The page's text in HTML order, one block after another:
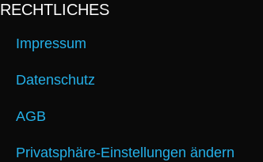
RECHTLICHES
Impressum
Datenschutz
AGB
Privatsphäre-Einstellungen ändern